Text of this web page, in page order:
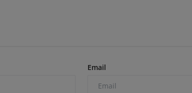
Email